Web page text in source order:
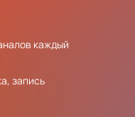
каждый
запись